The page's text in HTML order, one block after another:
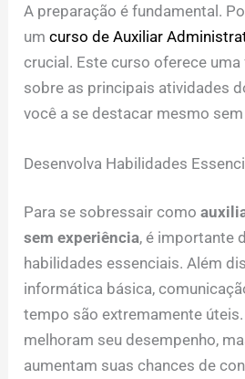
A preparação é fundamental.
umcurso de Auxiliar
crucial. Este curso oferece
sobre as principais atividades
você a se destacar mesmo
Desenvolva Habilidades
Para se sobressair como
sem experiência, é importante
habilidades essenciais. Além
informática básica,
tempo são extremamente úteis.
melhoram seu desempenho,
aumentam suas chances de